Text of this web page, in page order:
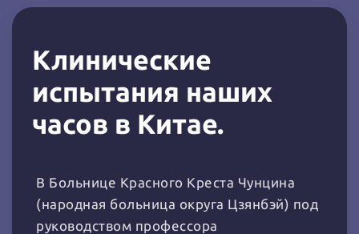
Клинические
испытания наших
часов в Китае.
В Больнице Красного Креста Чунцина
(народная больница округа Цзянбэй) под
руководством профессора